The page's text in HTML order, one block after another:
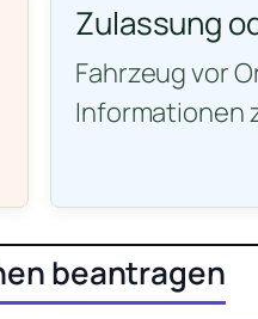
Zulassung
Fahrzeug vor
Informationen
beantragen